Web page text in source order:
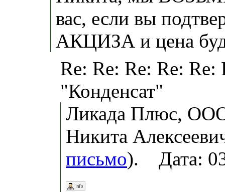
вас, если вы
АКЦИЗА и цена
Re: Re: Re: Re:
"Конденсат"
Ликада Плюс,
Никита
письмо). Дата: